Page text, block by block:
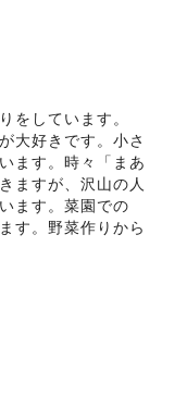
をしています。
大好きです。小さ
ます。時々「まあ
ますが、沢山の人
ます。菜園での
す。野菜作りから